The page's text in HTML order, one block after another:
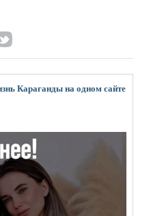
Караганды на одном сайте